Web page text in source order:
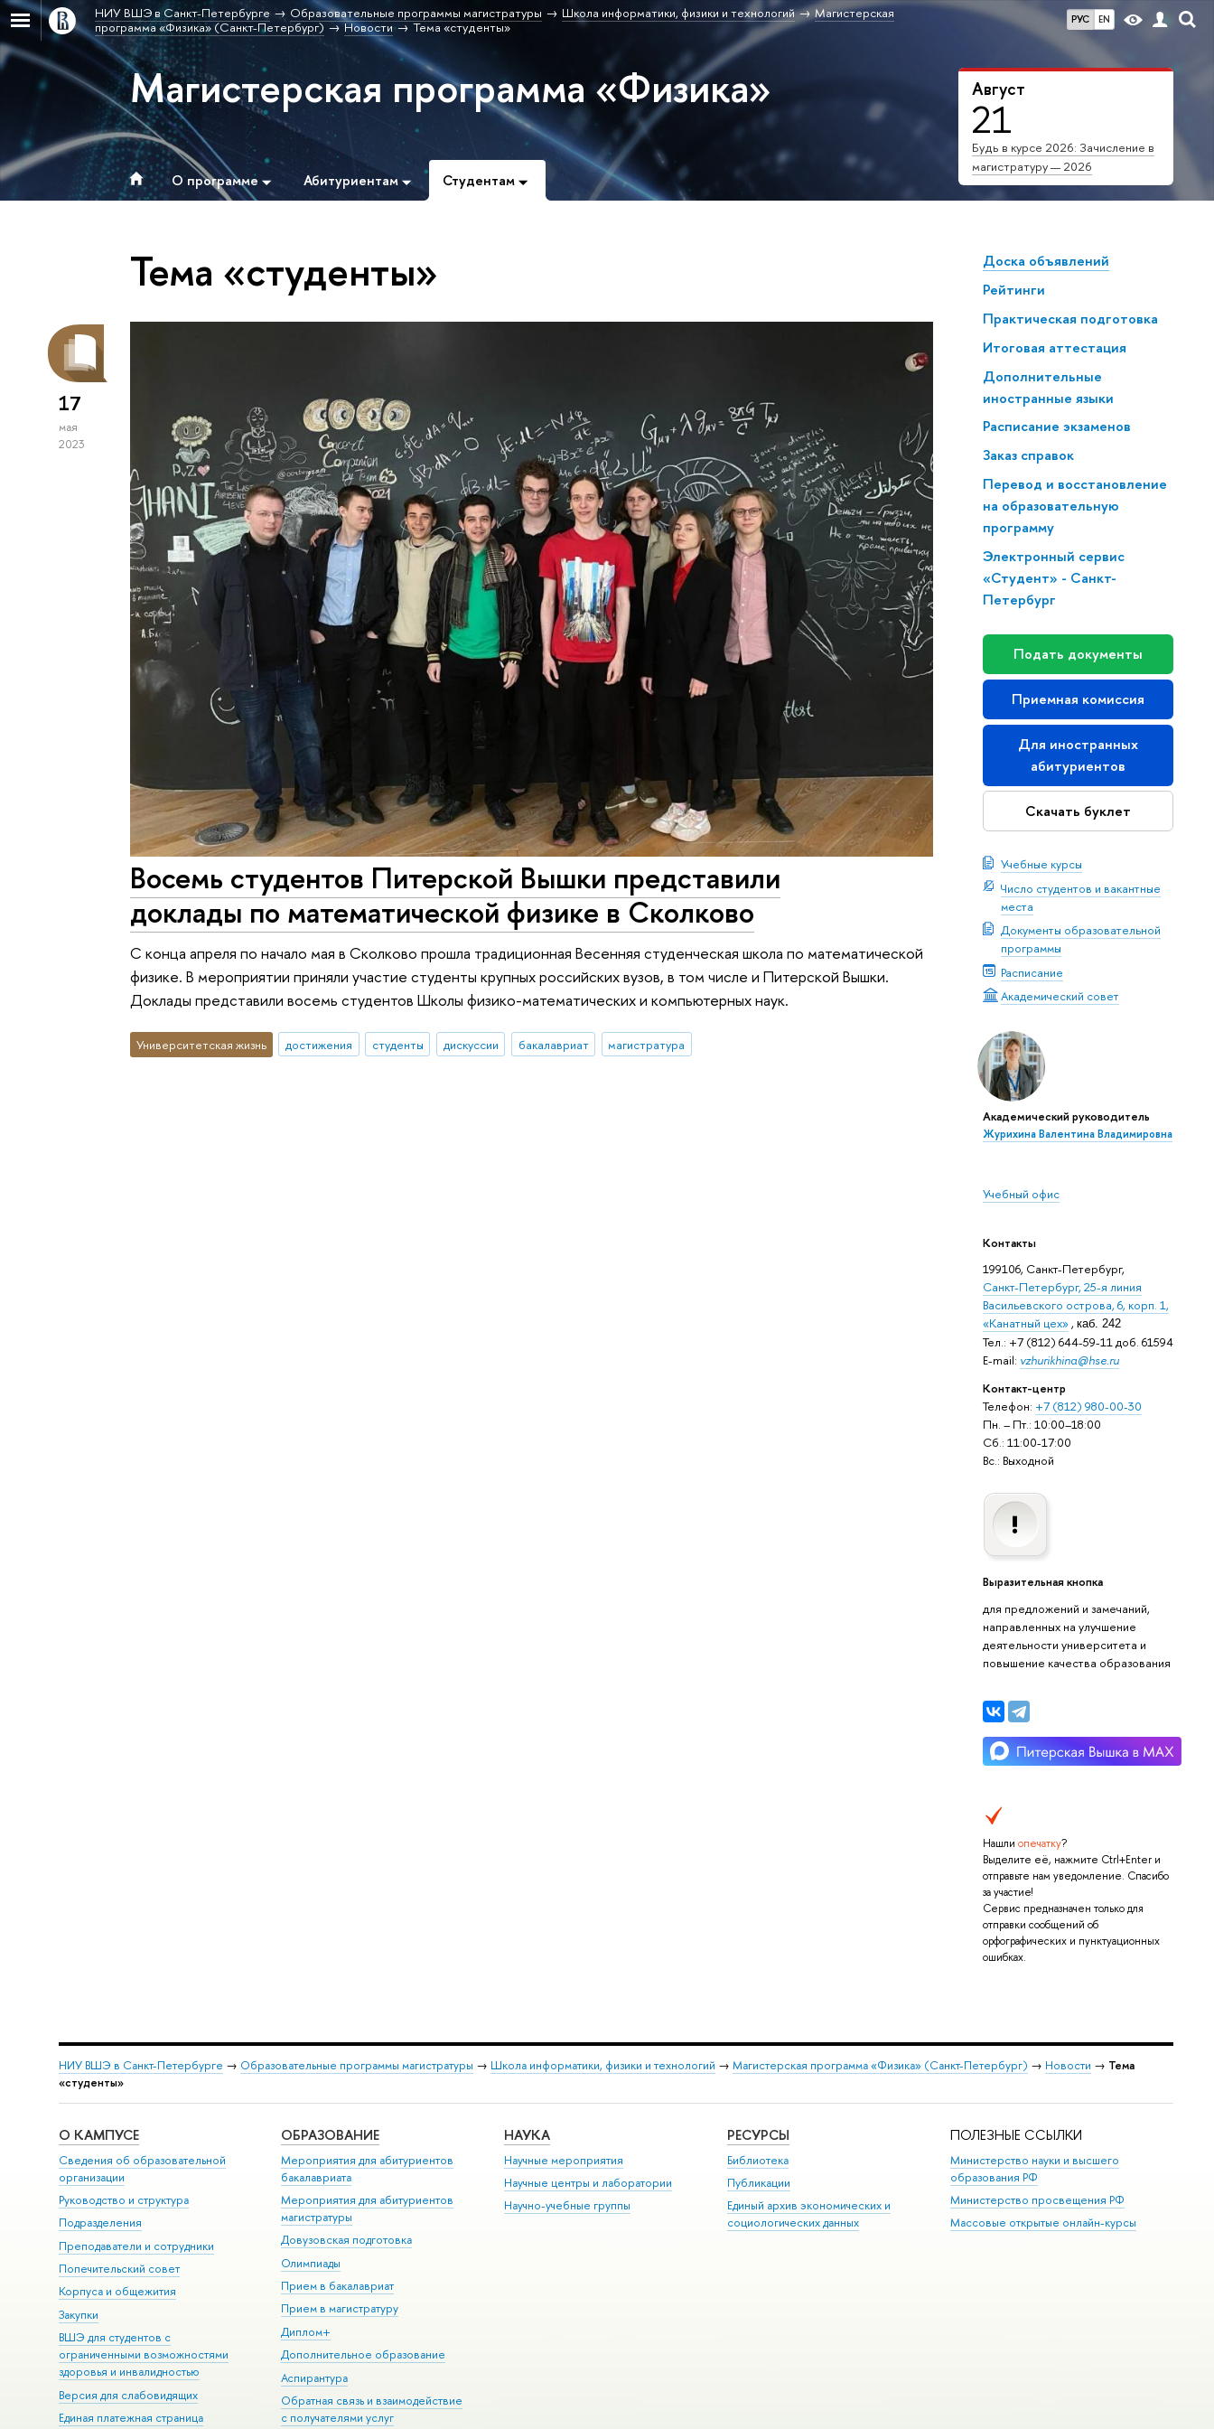
РУС EN
НИУ ВШЭ в Санкт-Петербурге Образовательные программы магистратуры Школа информатики, физики и технологий
Магистерская
программа «Физика» (Санкт-Петербург)
Новости Тема «студенты»
Август
21
Будь в курсе 2026: Зачисление в
магистратуру — 2026
Магистерская программа «Физика»
О программе Абитуриентам Студентам
Доска объявлений
Рейтинги
Практическая подготовка
Итоговая аттестация
Дополнительные
иностранные языки
Расписание экзаменов
Заказ справок
Перевод и восстановление
на образовательную
программу
Электронный сервис
«Студент» - Санкт-
Петербург
Подать документы
Приемная комиссия
Для иностранных
абитуриентов
Скачать буклет
Учебные курсы
Число студентов и вакантные
места
Документы образовательной
программы
Расписание
Академический совет
Академический руководитель
Журихина Валентина Владимировна
Учебный офис
Контакты
199106, Санкт-Петербург,
Санкт-Петербург, 25-я линия
Васильевского острова, 6, корп. 1,
«Канатный цех», каб. 242
Тел.: +7 (812) 644-59-11 доб. 61594
E-mail: vzhurikhina@hse.ru
Контакт-центр
Телефон: +7 (812) 980-00-30
Пн. – Пт.: 10:00–18:00
Сб.: 11:00-17:00
Вс.: Выходной
Выразительная кнопка
для предложений и замечаний,
направленных на улучшение
деятельности университета и
повышение качества образования
Нашли опечатку?
Выделите её, нажмите Ctrl+Enter и
отправьте нам уведомление. Спасибо
за участие!
Сервис предназначен только для
отправки сообщений об
орфографических и пунктуационных
ошибках.
Тема «студенты»
17
мая
2023
Восемь студентов Питерской Вышки представили
доклады по математической физике в Сколково
С конца апреля по начало мая в Сколково прошла традиционная Весенняя студенческая школа по математической
физике. В мероприятии приняли участие студенты крупных российских вузов, в том числе и Питерской Вышки.
Доклады представили восемь студентов Школы физико-математических и компьютерных наук.
Университетская жизнь достижения студенты дискуссии бакалавриат магистратура
НИУ ВШЭ в Санкт-Петербурге → Образовательные программы магистратуры → Школа информатики, физики и технологий → Магистерская программа «Физика» (Санкт-Петербург) → Новости → Тема
«студенты»
О КАМПУСЕ
Сведения об образовательной
организации
Руководство и структура
Подразделения
Преподаватели и сотрудники
Попечительский совет
Корпуса и общежития
Закупки
ВШЭ для студентов с
ограниченными возможностями
здоровья и инвалидностью
Версия для слабовидящих
Единая платежная страница
ОБРАЗОВАНИЕ
Мероприятия для абитуриентов
бакалавриата
Мероприятия для абитуриентов
магистратуры
Довузовская подготовка
Олимпиады
Прием в бакалавриат
Прием в магистратуру
Диплом+
Дополнительное образование
Аспирантура
Обратная связь и взаимодействие
с получателями услуг
НАУКА
Научные мероприятия
Научные центры и лаборатории
Научно-учебные группы
РЕСУРСЫ
Библиотека
Публикации
Единый архив экономических и
социологических данных
ПОЛЕЗНЫЕ ССЫЛКИ
Министерство науки и высшего
образования РФ
Министерство просвещения РФ
Массовые открытые онлайн-курсы